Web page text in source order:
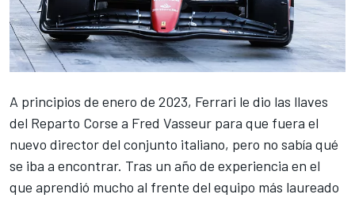
A principios de enero de 2023, Ferrari le dio las llaves
del Reparto Corse a Fred Vasseur para que fuera el
nuevo director del conjunto italiano, pero no sabía qué
se iba a encontrar. Tras un año de experiencia en el
que aprendió mucho al frente del equipo más laureado